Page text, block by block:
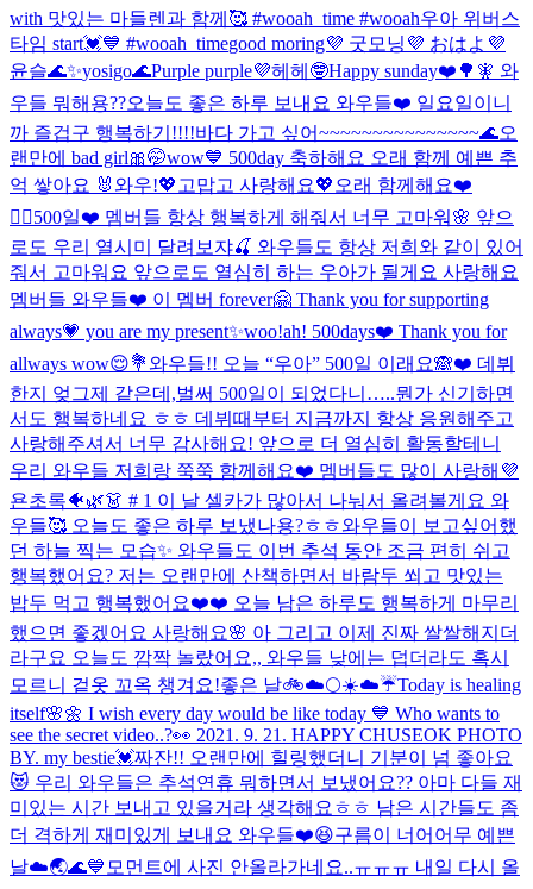
with 맛있는 마들렌과 함께🥰 #wooah_time #wooah우아 위버스
타임 start💓💙 #wooah_timegood moring💜 굿모닝💜 おはよ💜
윤슬🌊✨yosigo🌊Purple purple💜헤헤🤓Happy sunday❤️🌳🧚 와
우들 뭐해용??오늘도 좋은 하루 보내요 와우들❤️ 일요일이니
까 즐겁구 행복하기!!!!바다 가고 싶어~~~~~~~~~~~~~~~🌊오
랜만에 bad girl🎀🤭wow💙 500day 축하해요 오래 함께 예쁜 추
억 쌓아요 🐰와우!💖고맙고 사랑해요💖오래 함께해요❤️
🙆‍♀️500일❤️ 멤버들 항상 행복하게 해줘서 너무 고마워🌸 앞으
로도 우리 열시미 달려보쟈🍒 와우들도 항상 저희와 같이 있어
줘서 고마워요 앞으로도 열심히 하는 우아가 될게요 사랑해요
멤버들 와우들❤️ 이 멤버 forever🤗 Thank you for supporting
always💗 you are my present✨woo!ah! 500days❤️ Thank you for
allways wow😌💐와우들!! 오늘 “우아” 500일 이래요🙈❤️ 데뷔
한지 엊그제 같은데,벌써 500일이 되었다니…..뭔가 신기하면
서도 행복하네요 ㅎㅎ 데뷔때부터 지금까지 항상 응원해주고
사랑해주셔서 너무 감사해요! 앞으로 더 열심히 활동할테니
우리 와우들 저희랑 쭉쭉 함께해요❤️ 멤버들도 많이 사랑해💜
욘초록🐠🌿👗 # 1 이 날 셀카가 많아서 나눠서 올려볼게요 와
우들🥰 오늘도 좋은 하루 보냈나용?ㅎㅎ와우들이 보고싶어했
던 하늘 찍는 모습✨ 와우들도 이번 추석 동안 조금 편히 쉬고
행복했어요? 저는 오랜만에 산책하면서 바람두 쐬고 맛있는
밥두 먹고 행복했어요❤️❤️ 오늘 남은 하루도 행복하게 마무리
했으면 좋겠어요 사랑해요🌸 아 그리고 이제 진짜 쌀쌀해지더
라구요 오늘도 깜짝 놀랐어요,, 와우들 낮에는 덥더라도 혹시
모르니 겉옷 꼬옥 챙겨요!좋은 날🚲☁️🌕☀️☁️☔️Today is healing
itself🌸🌼 I wish every day would be like today 💙 Who wants to
see the secret video..?👀 2021. 9. 21. HAPPY CHUSEOK PHOTO
BY. my bestie💓짜잔!! 오랜만에 힐링했더니 기분이 넘 좋아요
😻 우리 와우들은 추석연휴 뭐하면서 보냈어요?? 아마 다들 재
미있는 시간 보내고 있을거라 생각해요ㅎㅎ 남은 시간들도 좀
더 격하게 재미있게 보내요 와우들❤️😆구름이 너어어무 예쁜
날☁️🌏🌊💙 모먼트에 사진 안올라가네요..ㅠㅠㅠ 내일 다시 올